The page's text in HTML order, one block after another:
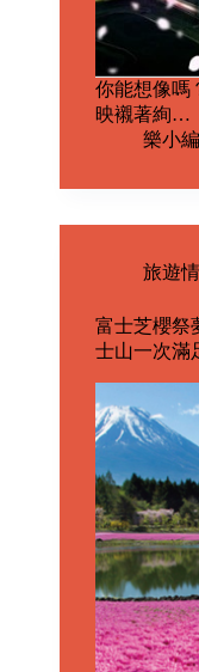
你能想像嗎
映襯著絢…
樂小編
旅遊
富士芝櫻祭
士山一次滿